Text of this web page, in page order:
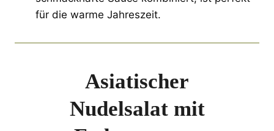
für die warme Jahreszeit.
Asiatischer
Nudelsalat mit